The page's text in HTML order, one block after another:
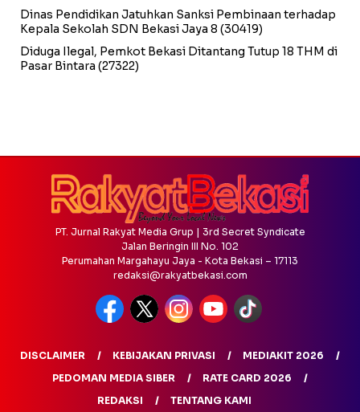
Dinas Pendidikan Jatuhkan Sanksi Pembinaan terhadap
Kepala Sekolah SDN Bekasi Jaya 8 (30419)
Diduga Ilegal, Pemkot Bekasi Ditantang Tutup 18 THM di
Pasar Bintara (27322)
PT. Jurnal Rakyat Media Grup | 3rd Secret Syndicate
Jalan Beringin III No. 102
Perumahan Margahayu Jaya - Kota Bekasi – 17113
redaksi@rakyatbekasi.com
DISCLAIMER KEBIJAKAN PRIVASI
MEDIAKIT 2026
PEDOMAN MEDIA SIBER
RATE CARD 2026
REDAKSI
TENTANG KAMI